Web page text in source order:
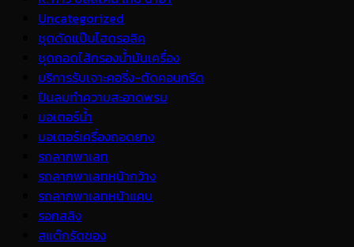
Uncategorized
ชุดดัดแป๊บไฮดรอลิค
ชุดถอดไส้กรองน้ำมันเครื่อง
บริการรับเจาะคอริ่ง-ตัดคอนกรีต
ปืนลมทำความสะอาดพรม
มอเตอร์น้ำ
มอเตอร์เครื่องถอดยาง
รถลากพาเลท
รถลากพาเลทหน้ากว้าง
รถลากพาเลทหน้าแคบ
รอกสลิง
สแต๊กรัดของ